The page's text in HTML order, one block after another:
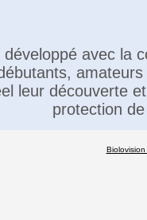
avec la
leur découverte
protection
Biolovision